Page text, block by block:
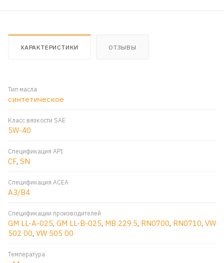
ХАРАКТЕРИСТИКИ ОТЗЫВЫ
Тип масла
синтетическое
Класс вязкости SAE
5W-40
Спецификация API
CF, SN
Спецификация ACEA
A3/B4
Спецификации производителей
GM LL-A-025, GM LL-B-025, MB 229.5, RN0700, RN0710, VW
502 00, VW 505 00
Температура